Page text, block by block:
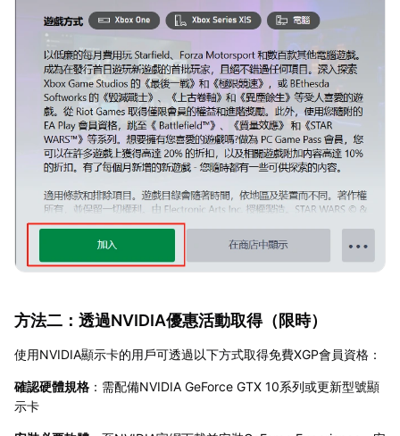
方法二：透過NVIDIA優惠活動取得（限時）
使用NVIDIA顯示卡的用戶可透過以下方式取得免費XGP會員資格：
確認硬體規格 ：需配備NVIDIA GeForce GTX 10系列或更新型號顯
示卡